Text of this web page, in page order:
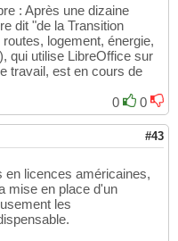
: Après une dizaine
dit "de la Transition
logement, énergie,
qui utilise LibreOffice sur
travail, est en cours de
0
0
#43
en licences américaines,
mise en place d'un
les